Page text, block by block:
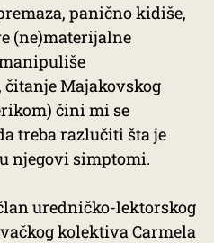
panično kidiše,
(ne)materijalne
Majakovskog
čini mi se
treba razlučiti šta je
njegovi simptomi.
uredničko-lektorskog
kolektiva Carmela